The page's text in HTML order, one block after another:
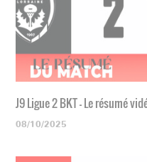
J9 Ligue 2 BKT - Le résumé
08/10/2025